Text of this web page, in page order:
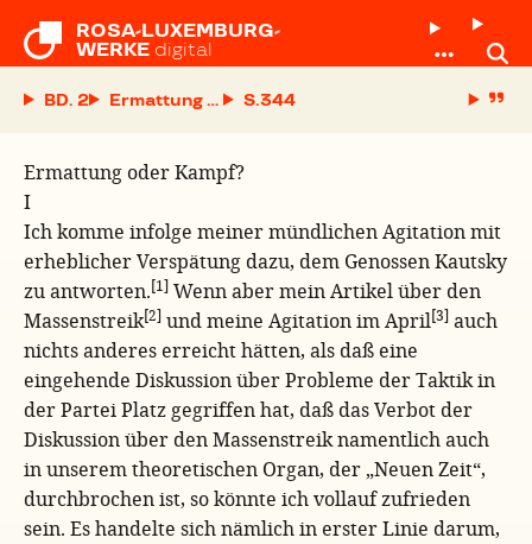
ROSA-LUXEMBURG-
WERKE digital
BD. 2 Ermattung oder Kampf?
S.
Ermattung oder Kampf?
I
Ich komme infolge meiner mündlichen Agitation mit
erheblicher Verspätung dazu, dem Genossen Kautsky
zu antworten.[1] Wenn aber mein Artikel über den
Massenstreik[2] und meine Agitation im April[3] auch
nichts anderes erreicht hätten, als daß eine
eingehende Diskussion über Probleme der Taktik in
der Partei Platz gegriffen hat, daß das Verbot der
Diskussion über den Massenstreik namentlich auch
in unserem theoretischen Organ, der „Neuen Zeit“,
durchbrochen ist, so könnte ich vollauf zufrieden
sein. Es handelte sich nämlich in erster Linie darum,